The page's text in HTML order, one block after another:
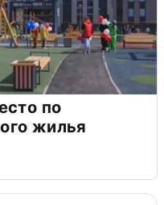
по
жилья